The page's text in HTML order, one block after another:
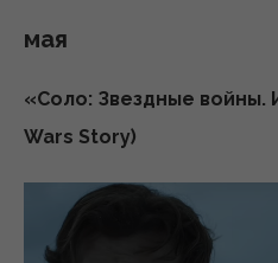
мая
«Соло: Звездные войны.
Wars Story)